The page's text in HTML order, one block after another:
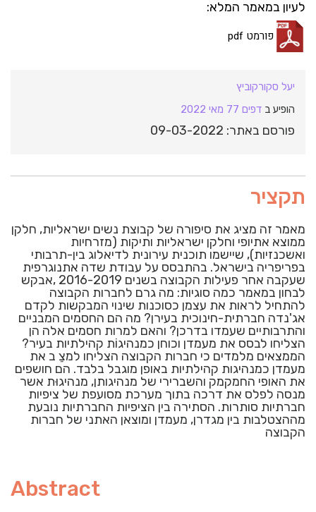
לעיון במאמר המלא:
פורמט pdf
יעל סקורקוביץ
הופיע ב דפים 77 מאי 2022
פורסם באתר: 09-03-2022
תקציר
מאמר זה מציג את סיפורה של קבוצת נשים ישראליות, חלקן
ממוצא אתיופי וחלקן ישראליות ותיקות (מזרחיות
ואשכנזיות), שיישמו תוכנית עירונית לדיאלוג בין-תרבותי
בפריפריה בישראל. בהתבסס על עבודת שדה אתנוגרפית
שעקבה אחר פעילות הקבוצה בשנים 2016-2019 ,אבקש
לבחון במאמר כמה סוגיות: מה גרם לחברות הקבוצה
להתחיל לראות את עצמן כסוכנות שינוי המבקשות לקדם
אג'נדה חברתית-חינוכית בעירן? מה הם החסמים המבניים
והתרבותיים שעמדו בדרכן? והאם למרות חסמים אלה הן
הצליחו לבסס את מעמדן וכוחן כמנהיגוֹת קהילתיות בעיר?
הממצאים מלמדים כי חברות הקבוצה הצליחו למצֵ ב את
מעמדן כמנהיגות קהילתיות באופן מוגבל בלבד. הם חושפים
את האופי החמקמק והשברירי של מנהיגותן, מנהיגוּת אשר
מנסה לפלס את דרכה בתוך מערכת מסועפת של ציפיות
חברתיות סותרות. הסתירה בין הציפיות החברתיות נובעת
מההצטלבות בין מגדרן, מעמדן ומוצאן האתני של חברות
הקבוצה
Abstract